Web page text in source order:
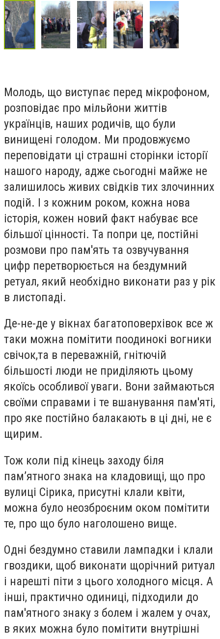
Молодь, що виступає перед мікрофоном,
розповідає про мільйони життів
українців, наших родичів, що були
винищені голодом. Ми продовжуємо
переповідати ці страшні сторінки історії
нашого народу, адже сьогодні майже не
залишилось живих свідків тих злочинних
подій. І з кожним роком, кожна нова
історія, кожен новий факт набуває все
більшої цінності. Та попри це, постійні
розмови про пам'ять та озвучування
цифр перетворюється на бездумний
ретуал, який необхідно виконати раз у рік
в листопаді.
Де-не-де у вікнах багатоповерхівок все ж
таки можна помітити поодинокі вогники
свічок,та в переважній, гнітючій
більшості люди не приділяють цьому
якоїсь особливої уваги. Вони займаються
своїми справами і те вшанування пам'яті,
про яке постійно балакають в ці дні, не є
щирим.
Тож коли під кінець заходу біля
пам’ятного знака на кладовищі, що про
вулиці Сірика, присутні клали квіти,
можна було неозброєним оком помітити
те, про що було наголошено вище.
Одні бездумно ставили лампадки і клали
гвоздики, щоб виконати щорічний ритуал
і нарешті піти з цього холодного місця. А
інші, практично одиниці, підходили до
пам'ятного знаку з болем і жалем у очах,
в яких можна було помітити внутрішні